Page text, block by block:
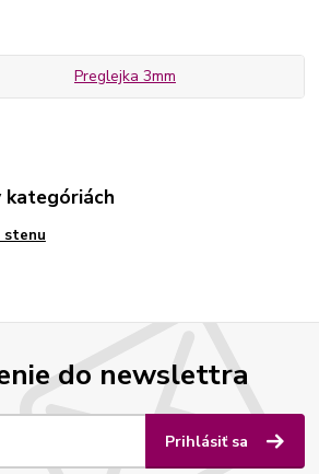
Preglejka 3mm
kategóriách
stenu
do newslettra
Prihlásiť sa